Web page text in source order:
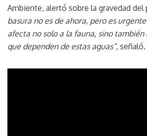
Ambiente, alertó sobre la gravedad del
basura no es de ahora, pero es
afecta no solo a la fauna, sino también
que dependen de estas aguas”, señaló.